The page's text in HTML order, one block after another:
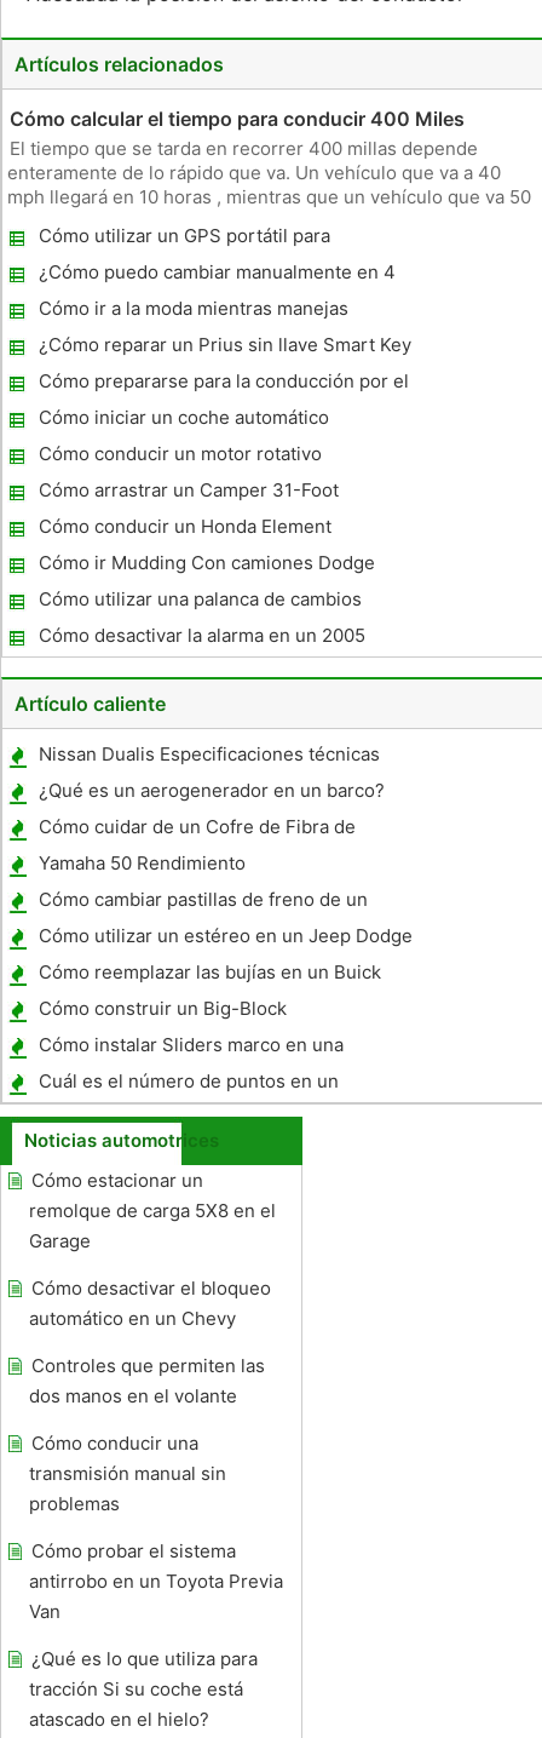
Artículos relacionados
Cómo calcular el tiempo para conducir 400 Miles
El tiempo que se tarda en recorrer 400 millas depende
enteramente de lo rápido que va. Un vehículo que va a 40
mph llegará en 10 horas , mientras que un vehículo que va 50
usted está preocupado con exactitud , es necesario tener en
cuenta e
Cómo utilizar un GPS portátil para
automóvil
¿Cómo puedo cambiar manualmente en 4
Wheel Drive en un Chevy Blazer 1996 ?
Cómo ir a la moda mientras manejas
¿Cómo reparar un Prius sin llave Smart Key
remoto Toyota
Cómo prepararse para la conducción por el
desierto
Cómo iniciar un coche automático
Cómo conducir un motor rotativo
Cómo arrastrar un Camper 31-Foot
Cómo conducir un Honda Element
Cómo ir Mudding Con camiones Dodge
Cómo utilizar una palanca de cambios
automática Gear
Cómo desactivar la alarma en un 2005
Hyundai Santa Fe
Artículo caliente
Nissan Dualis Especificaciones técnicas
¿Qué es un aerogenerador en un barco?
Cómo cuidar de un Cofre de Fibra de
Carbon
Yamaha 50 Rendimiento
Cómo cambiar pastillas de freno de un
coche ABS
Cómo utilizar un estéreo en un Jeep Dodge
Truck
Cómo reemplazar las bujías en un Buick
Lesabre 2002
Cómo construir un Big-Block
Cómo instalar Sliders marco en una
Hayabusa
Cuál es el número de puntos en un
neumático?
Noticias automotrices
Cómo estacionar un
remolque de carga 5X8 en el
Garage
Cómo desactivar el bloqueo
automático en un Chevy
Controles que permiten las
dos manos en el volante
Cómo conducir una
transmisión manual sin
problemas
Cómo probar el sistema
antirrobo en un Toyota Previa
Van
¿Qué es lo que utiliza para
tracción Si su coche está
atascado en el hielo?